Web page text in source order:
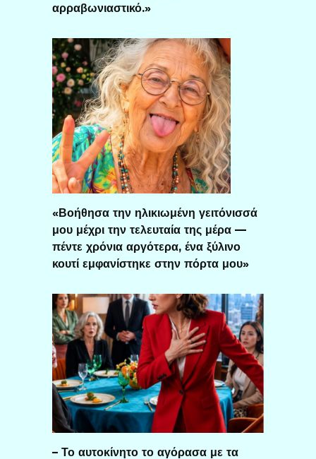
αρραβωνιαστικό.»
«Βοήθησα την ηλικιωμένη γειτόνισσά
μου μέχρι την τελευταία της μέρα —
πέντε χρόνια αργότερα, ένα ξύλινο
κουτί εμφανίστηκε στην πόρτα μου»
– Το αυτοκίνητο το αγόρασα με τα